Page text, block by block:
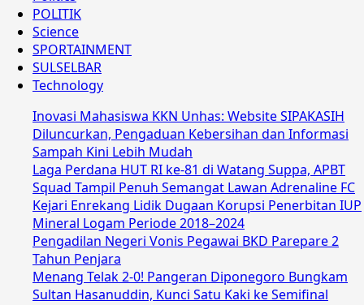
POLITIK
Science
SPORTAINMENT
SULSELBAR
Technology
Inovasi Mahasiswa KKN Unhas: Website SIPAKASIH
Diluncurkan, Pengaduan Kebersihan dan Informasi
Sampah Kini Lebih Mudah
Laga Perdana HUT RI ke-81 di Watang Suppa, APBT
Squad Tampil Penuh Semangat Lawan Adrenaline FC
Kejari Enrekang Lidik Dugaan Korupsi Penerbitan IUP
Mineral Logam Periode 2018–2024
Pengadilan Negeri Vonis Pegawai BKD Parepare 2
Tahun Penjara
Menang Telak 2-0! Pangeran Diponegoro Bungkam
Sultan Hasanuddin, Kunci Satu Kaki ke Semifinal